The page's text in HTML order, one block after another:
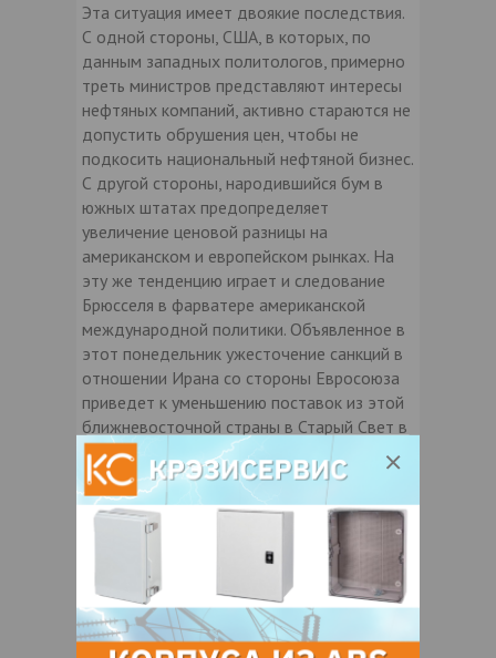
Эта ситуация имеет двоякие последствия.
С одной стороны, США, в которых, по
данным западных политологов, примерно
треть министров представляют интересы
нефтяных компаний, активно стараются не
допустить обрушения цен, чтобы не
подкосить национальный нефтяной бизнес.
С другой стороны, народившийся бум в
южных штатах предопределяет
увеличение ценовой разницы на
американском и европейском рынках. На
эту же тенденцию играет и следование
Брюсселя в фарватере американской
международной политики. Объявленное в
этот понедельник ужесточение санкций в
отношении Ирана со стороны Евросоюза
приведет к уменьшению поставок из этой
ближневосточной страны в Старый Свет в
два раза, до уровня менее 1 млн. баррелей
в день. Это отвечает интересам
Вашингтона, но окажет дополнительное
давление на европейскую экономику,
поскольку ее производителям нефть
будет доставаться на 20% дороже, чем
американским, а бензин и солярка – вдвое
дороже.